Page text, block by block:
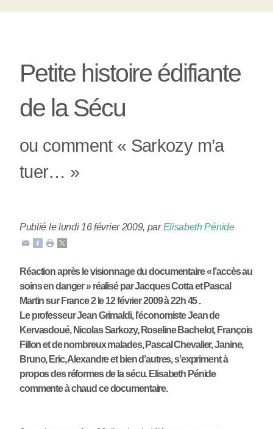
Petite histoire édifiante
de la Sécu
ou comment « Sarkozy m’a
tuer… »
Publié le lundi 16 février 2009, parElisabeth Pénide
Réaction après le visionnage du documentaire « l’accès au
soins en danger » réalisé par Jacques Cotta et Pascal
Martin sur France 2 le 12 février 2009 à 22h 45 .
Le professeur Jean Grimaldi, l’économiste Jean de
Kervasdoué, Nicolas Sarkozy, Roseline Bachelot, François
Fillon et de nombreux malades, Pascal Chevalier, Janine,
Bruno, Eric, Alexandre et bien d’autres, s’expriment à
propos des réformes de la sécu. Elisabeth Pénide
commente à chaud ce documentaire.